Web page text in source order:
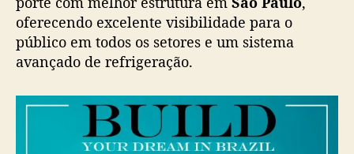
a
t
o
n
a
oferecendo excelente visibilidade para o
público em todos os setores e um sistema
avançado de refrigeração.